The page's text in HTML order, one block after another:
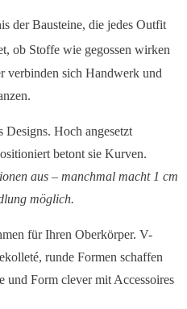
der Bausteine, die jedes Outfit
ob Stoffe wie gegossen wirken
verbinden sich Handwerk und
Hoch angesetzt
betont sie Kurven.
aus – manchmal macht 1 cm
möglich.
für Ihren Oberkörper. V-
runde Formen schaffen
und Form clever mit Accessoires